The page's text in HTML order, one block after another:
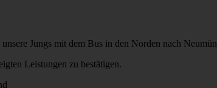
Jungs mit dem Bus in den Norden nach
Leistungen zu bestätigen.